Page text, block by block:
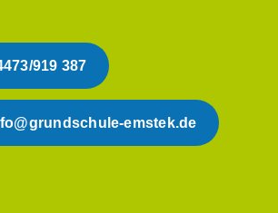
919 387
emstek.de